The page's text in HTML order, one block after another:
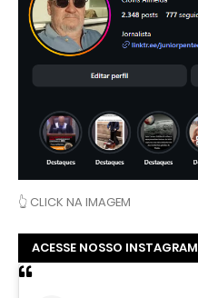
👆 CLICK NA IMAGEM
ACESSE NOSSO INSTAGRAM